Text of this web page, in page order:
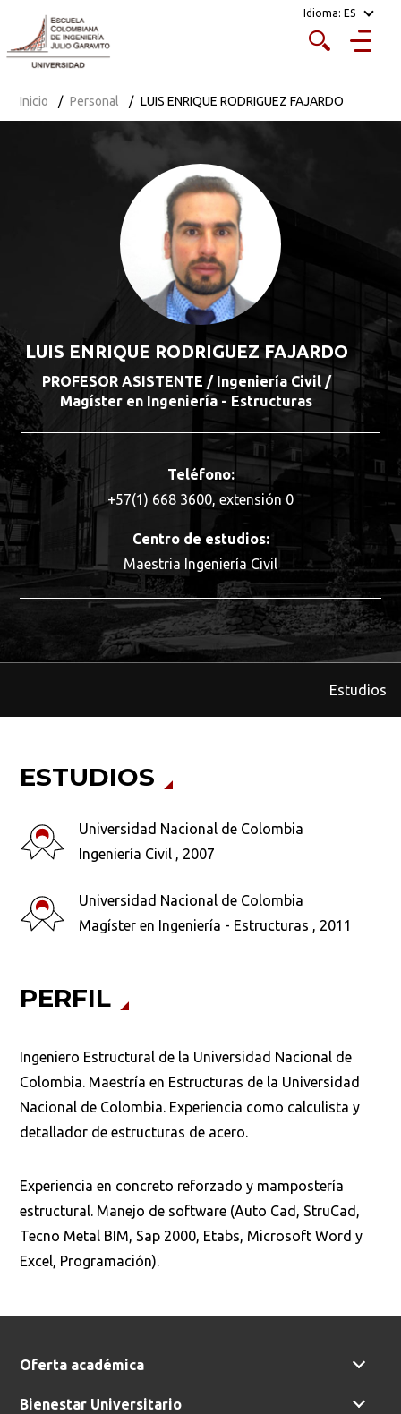
Idioma: ES
Inicio Personal LUIS ENRIQUE RODRIGUEZ FAJARDO
LUIS ENRIQUE RODRIGUEZ FAJARDO
PROFESOR ASISTENTE / Ingeniería Civil /
Magíster en Ingeniería - Estructuras
Teléfono:
+57(1) 668 3600, extensión 0
Centro de estudios:
Maestria Ingeniería Civil
Estudios
ESTUDIOS
Universidad Nacional de Colombia
Ingeniería Civil , 2007
Universidad Nacional de Colombia
Magíster en Ingeniería - Estructuras , 2011
PERFIL
Ingeniero Estructural de la Universidad Nacional de
Colombia. Maestría en Estructuras de la Universidad
Nacional de Colombia. Experiencia como calculista y
detallador de estructuras de acero.
Experiencia en concreto reforzado y mampostería
estructural. Manejo de software (Auto Cad, StruCad,
Tecno Metal BIM, Sap 2000, Etabs, Microsoft Word y
Excel, Programación).
¿Qué buscas?
Ordenar por: *
Oferta académica
Bienestar Universitario